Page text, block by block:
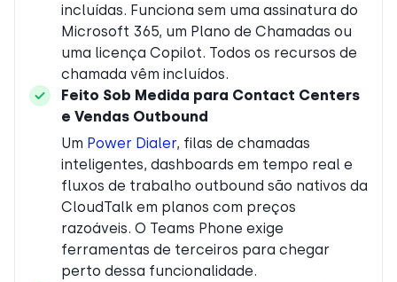
incluídas. Funciona sem uma assinatura do
Microsoft 365, um Plano de Chamadas ou
uma licença Copilot. Todos os recursos de
chamada vêm incluídos.
Feito Sob Medida para Contact Centers
e Vendas Outbound
Um Power Dialer, filas de chamadas
inteligentes, dashboards em tempo real e
fluxos de trabalho outbound são nativos da
CloudTalk em planos com preços
razoáveis. O Teams Phone exige
ferramentas de terceiros para chegar
perto dessa funcionalidade.